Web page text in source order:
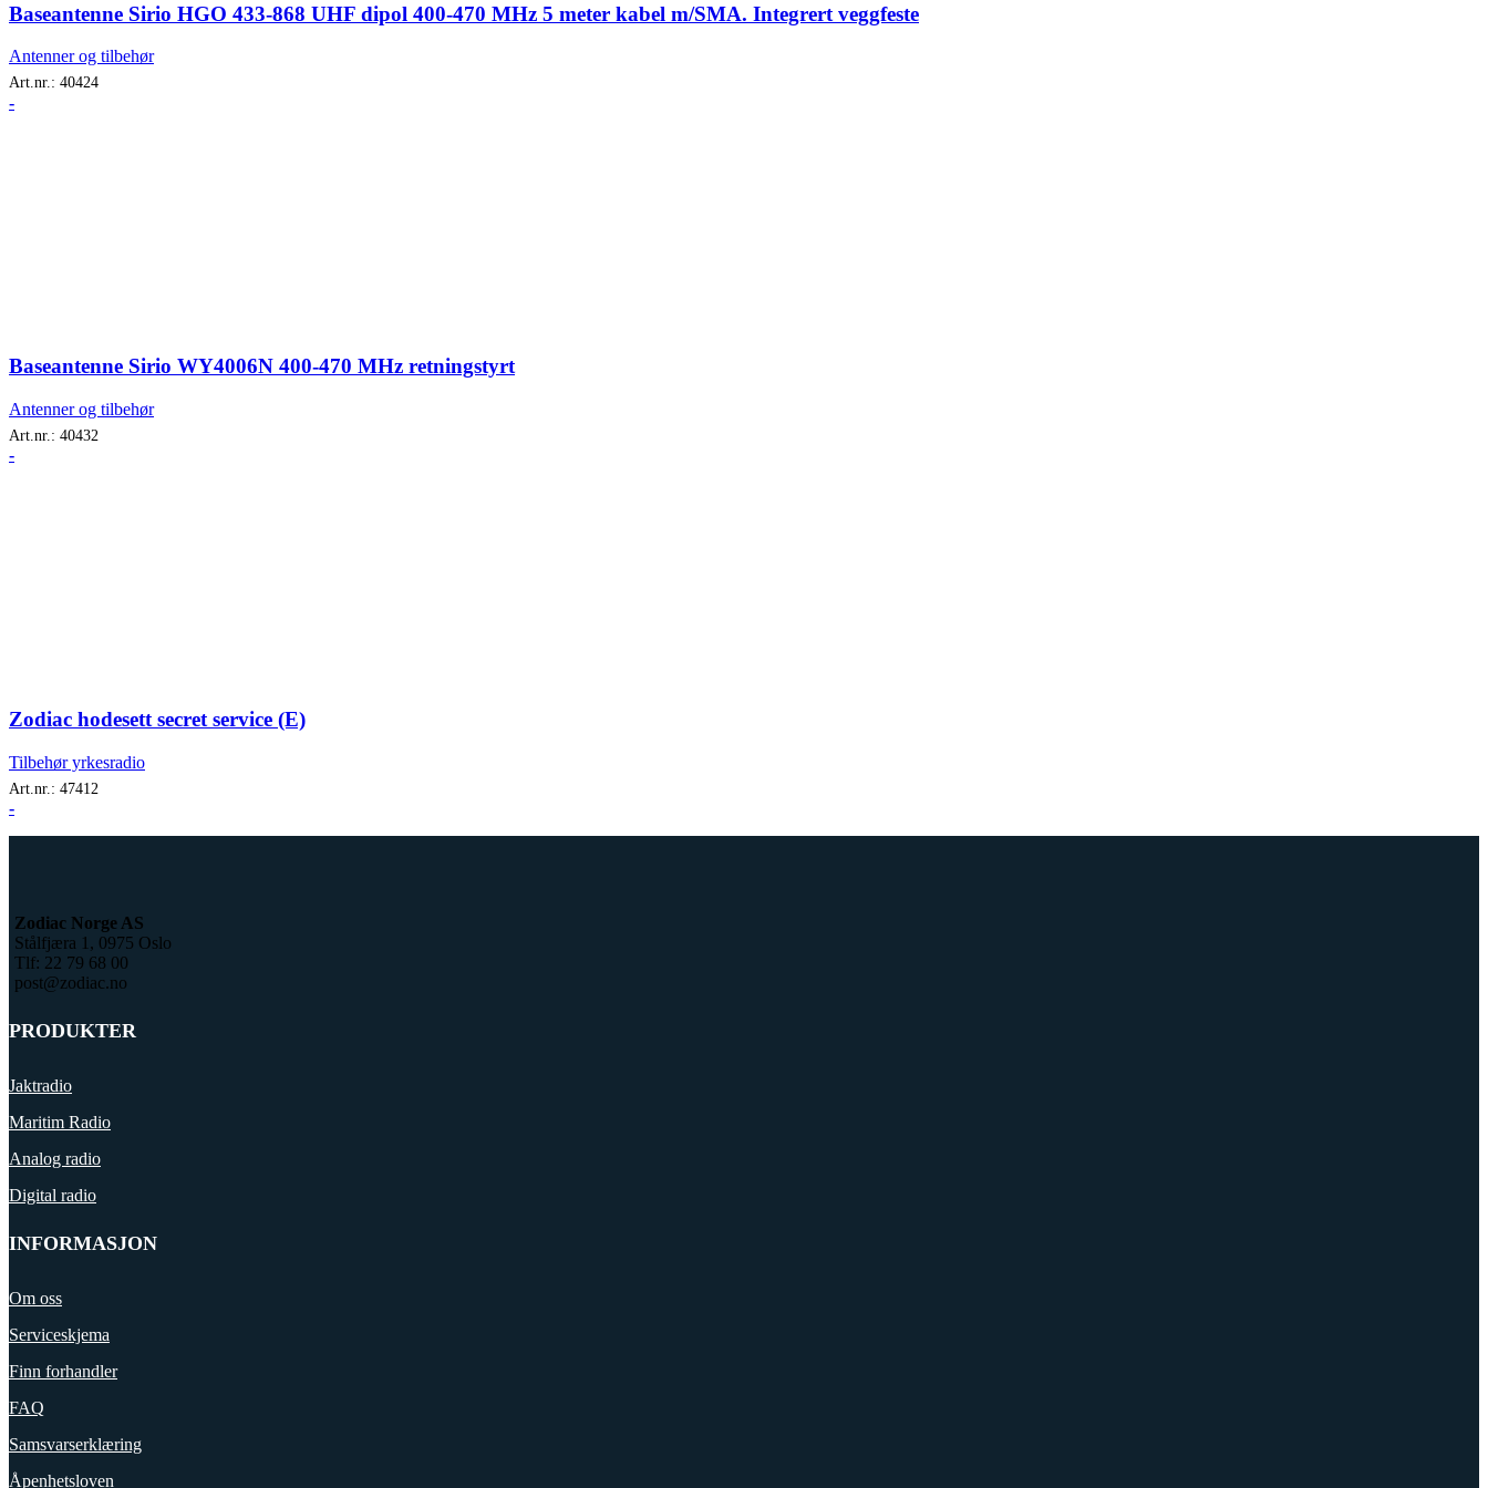
Baseantenne Sirio HGO 433-868 UHF dipol 400-470 MHz 5 meter kabel m/SMA. Integrert veggfeste
Antenner og tilbehør
Art.nr.: 40424
-
Baseantenne Sirio WY4006N 400-470 MHz retningstyrt
Antenner og tilbehør
Art.nr.: 40432
-
Zodiac hodesett secret service (E)
Tilbehør yrkesradio
Art.nr.: 47412
-
Zodiac Norge AS
Stålfjæra 1, 0975 Oslo
Tlf: 22 79 68 00
post@zodiac.no
PRODUKTER
Jaktradio
Maritim Radio
Analog radio
Digital radio
INFORMASJON
Om oss
Serviceskjema
Finn forhandler
FAQ
Samsvarserklæring
Åpenhetsloven